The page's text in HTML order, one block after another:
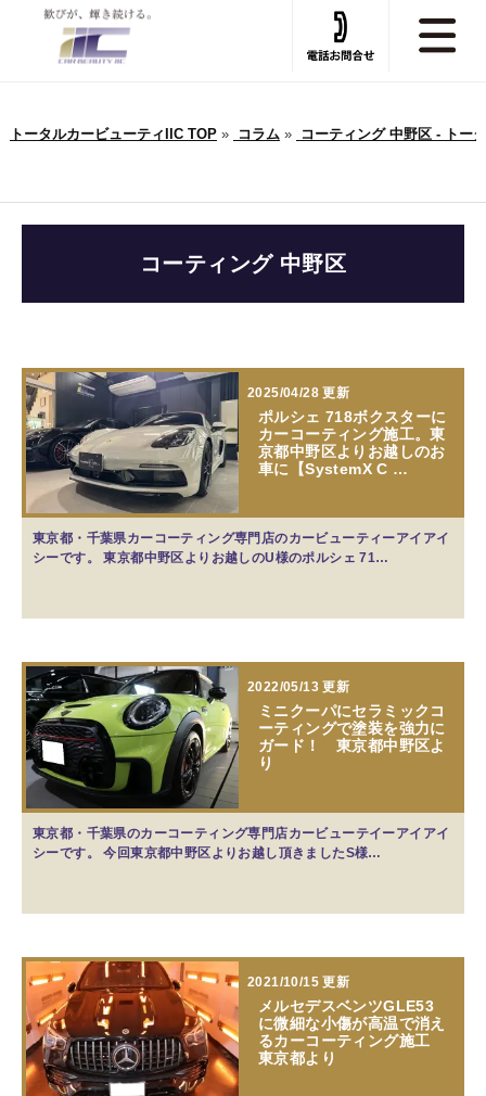
トータルカービューティIIC TOP» コラム» コーティング 中野区 - トー
コーティング 中野区
2025/04/28 更新
ポルシェ 718ボクスターに
カーコーティング施工。東
京都中野区よりお越しのお
車に【SystemX C …
東京都・千葉県カーコーティング専門店のカービューティーアイアイ
シーです。 東京都中野区よりお越しのU様のポルシェ 71…
2022/05/13 更新
ミニクーパにセラミックコ
ーティングで塗装を強力に
ガード！ 東京都中野区よ
り
東京都・千葉県のカーコーティング専門店カービューテイーアイアイ
シーです。 今回東京都中野区よりお越し頂きましたS様…
2021/10/15 更新
メルセデスベンツGLE53
に微細な小傷が高温で消え
るカーコーティング施工
東京都より